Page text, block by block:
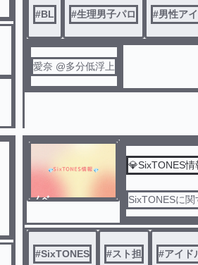
#BL #生理男子パロ #男性ア
愛奈 @多分低浮上
ノベ
💎SixTONES情
SixTONESに
#SixTONES #スト担 #アイド